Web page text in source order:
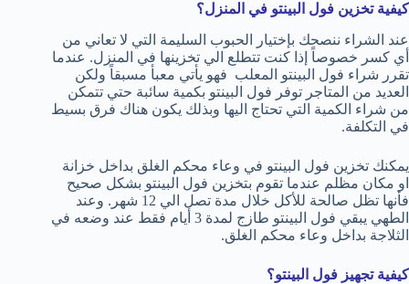
كيفية تخزين فول البينتو في المنزل؟
عند الشراء ننصحك بإختيار الحبوب السليمة التي لا تعاني من
أي كسر خصوصاً إذا كنت تتطلع الي تخزينها في المنزل. عندما
تقرر شراء فول البينتو المعلب فهو يأتي معبأ مسبقاً ولكن
العديد من المتاجر توفر فول البينتو بكمية سائبة حتي تتمكن
من شراء الكمية التي تحتاج اليها وبذلك يكون هناك فرق بسيط
في التكلفة.
يمكنك تخزين فول البينتو في وعاء محكم الغلق بداخل خزانة
او مكان مظلم عندما تقوم بتخزين فول البينتو بشكل صحيح
فأنها تظل صالحة للأكل خلال مدة تصل الي 12 شهر. وعند
الطهي يبقي فول البينتو طازج لمدة 3 أيام فقط عند وضعه في
الثلاجة بداخل وعاء محكم الغلق.
كيفية تجهيز فول البينتو؟